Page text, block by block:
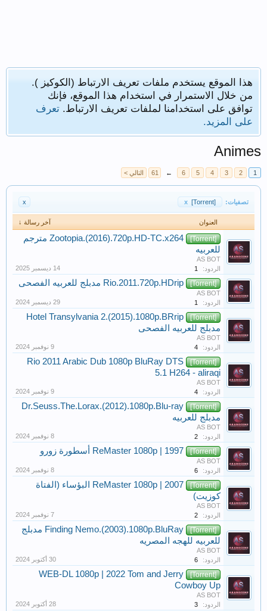
هذا الموقع يستخدم ملفات تعريف الارتباط (الكوكيز ).
من خلال الاستمرار في استخدام هذا الموقع، فإنك
توافق على استخدامنا لملفات تعريف الارتباط. تعرف
على المزيد.
Animes
1
2
3
4
5
6
←
61 التالي >
تصفيات: [Torrent]
x
x
العنوان آخر رسالة ↓
[Torrent]
Zootopia.(2016).720p.HD-TC.x264 مترجم
للعربيه
AS BOT
الردود:
1
[Torrent] Rio.2011.720p.HDrip مدبلج للعربيه الفصحى
AS BOT
الردود:
1
[Torrent]
Hotel Transylvania 2.(2015).1080p.BRrip
مدبلج للعربيه الفصحى
AS BOT
الردود:
4
[Torrent]
Rio 2011 Arabic Dub 1080p BluRay DTS
5.1 H264 - aliraqi
AS BOT
الردود:
4
[Torrent]
Dr.Seuss.The.Lorax.(2012).1080p.Blu-ray
مدبلج للعربيه
AS BOT
الردود:
2
[Torrent] ReMaster 1080p | 1997 أسطورة زورو
AS BOT
الردود:
6
[Torrent]
ReMaster 1080p | 2007 البؤساء (الفتاة
كوزيت)
AS BOT
الردود:
2
[Torrent]
Finding Nemo.(2003).1080p.BluRay مدبلج
للعربيه للهجه المصريه
AS BOT
الردود:
6
[Torrent]
WEB-DL 1080p | 2022 Tom and Jerry
Cowboy Up
AS BOT
الردود:
3